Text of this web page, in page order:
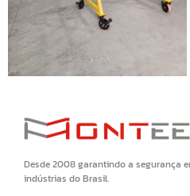
Desde 2008 garantindo a segurança
indústrias do Brasil.